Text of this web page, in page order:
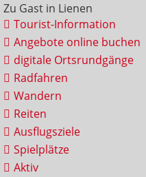
Zu Gast in Lienen
Tourist-Information
Angebote online buchen
digitale Ortsrundgänge
Radfahren
Wandern
Reiten
Ausflugsziele
Spielplätze
Aktiv